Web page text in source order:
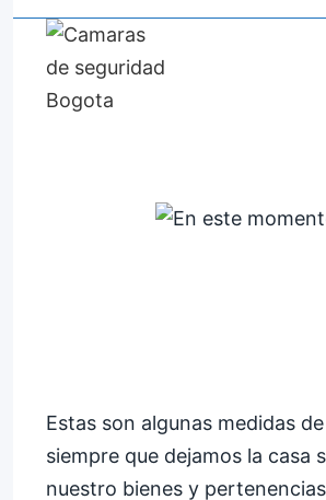
contenido
Estas son algunas medidas
siempre que dejamos la
nuestro bienes y